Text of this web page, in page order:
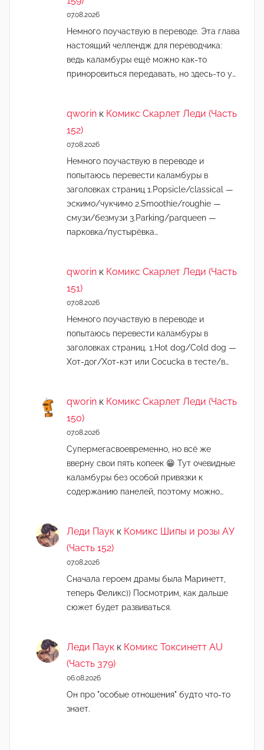
07.08.2026
Немного поучаствую в переводе. Эта глава
настоящий челлендж для переводчика:
ведь каламбуры ещё можно как-то
приноровиться передавать, но здесь-то у…
qworin к Комикс Скарлет Леди (Часть
152)
07.08.2026
Немного поучаствую в переводе и
попытаюсь перевести каламбуры в
заголовках страниц 1.Popsicle/classical —
эскимо/чукчимо 2.Smoothie/roughie —
смузи/безмузи 3.Parking/parqueen —
парковка/пустырёвка…
qworin к Комикс Скарлет Леди (Часть
151)
07.08.2026
Немного поучаствую в переводе и
попытаюсь перевести каламбуры в
заголовках страниц. 1.Hot dog/Cold dog —
Хот-дог/Хот-кэт или Cocucka в тесте/в…
qworin к Комикс Скарлет Леди (Часть
150)
07.08.2026
Супермегасвоевременно, но всё же
вверну свои пять копеек 😁 Тут очевидные
каламбуры без особой привязки к
содержанию панелей, поэтому можно…
Леди Паук к Комикс Шипы и розы АУ
(Часть 152)
07.08.2026
Сначала героем драмы была Маринетт,
теперь Феликс)) Посмотрим, как дальше
сюжет будет развиваться.
Леди Паук к Комикс Токсинетт AU
(Часть 379)
06.08.2026
Он про "особые отношения" будто что-то
знает.